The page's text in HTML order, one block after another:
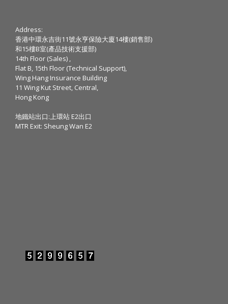
Address:
香港中環永吉街11號永亨保險大廈14樓(銷售部)
和15樓B室(產品技術支援部)
14th Floor (Sales) ,
Flat B, 15th Floor (Technical Support),
Wing Hang Insurance Building
11 Wing Kut Street, Central,
Hong Kong
地鐵站出口:上環站 E2出口
MTR Exit: Sheung Wan E2